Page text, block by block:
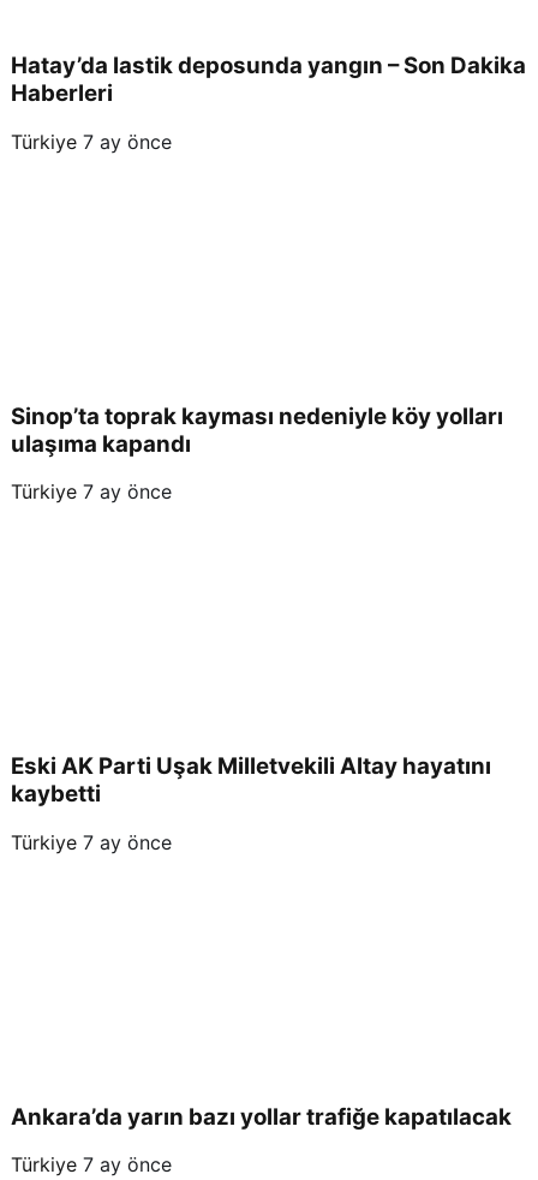
Hatay’da lastik deposunda yangın – Son Dakika
Haberleri
Türkiye 7 ay önce
Sinop’ta toprak kayması nedeniyle köy yolları
ulaşıma kapandı
Türkiye 7 ay önce
Eski AK Parti Uşak Milletvekili Altay hayatını
kaybetti
Türkiye 7 ay önce
Ankara’da yarın bazı yollar trafiğe kapatılacak
Türkiye 7 ay önce